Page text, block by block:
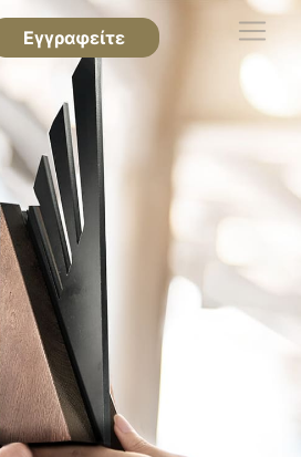
Εγγραφείτε